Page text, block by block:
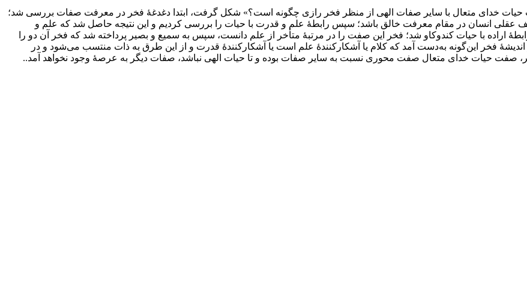
خدای متعال با سایر صفات الهی از منظر فخر رازی چگونه است؟» شکل گرفت، ابتدا دغدغۀ فخر در معرفت صفات بررسی شد؛
عقلی انسان در مقام معرفت خالق باشد؛ سپس رابطۀ علم و قدرت با حیات را بررسی کردیم و این نتیجه حاصل شد که علم و
اراده با حیات کندوکاو شد؛ فخر این صفت را در مرتبۀ متأخر از علم دانست، سپس به سمیع و بصیر پرداخته شد که فخر آن دو را
فخر این‌گونه به‌دست آمد که کلام یا آشکارکنندۀ علم است یا آشکارکنندۀ قدرت و از این طرق به ذات منتسب می‌شود و در
صفت حیات خدای متعال صفت محوری نسبت به سایر صفات بوده و تا حیات الهی نباشد، صفات دیگر به عرصۀ وجود نخواهد آمد..